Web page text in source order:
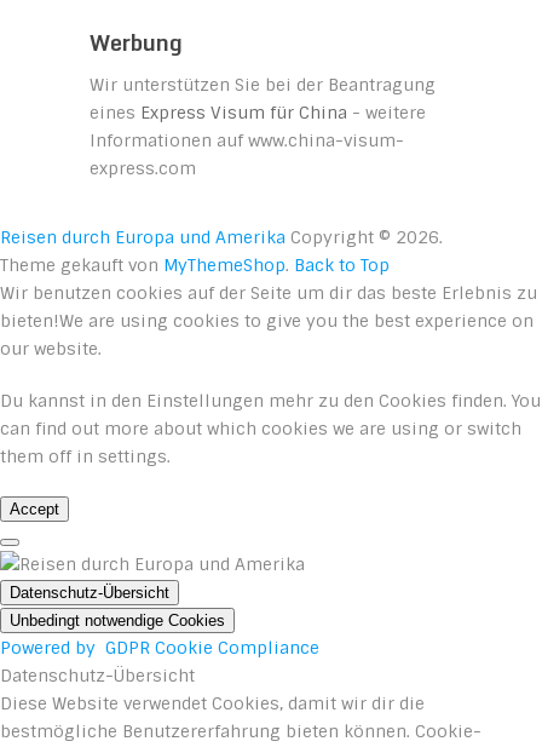
Werbung
Wir unterstützen Sie bei der Beantragung
eines Express Visum für China - weitere
Informationen auf www.china-visum-
express.com
Reisen durch Europa und Amerika Copyright © 2026.
Theme gekauft von MyThemeShop. Back to Top
Wir benutzen cookies auf der Seite um dir das beste Erlebnis zu
bieten!We are using cookies to give you the best experience on
our website.
Du kannst in den Einstellungen mehr zu den Cookies finden. You
can find out more about which cookies we are using or switch
them off in settings.
Accept
Datenschutz-Übersicht
Unbedingt notwendige Cookies
Powered by GDPR Cookie Compliance
Datenschutz-Übersicht
Diese Website verwendet Cookies, damit wir dir die
bestmögliche Benutzererfahrung bieten können. Cookie-